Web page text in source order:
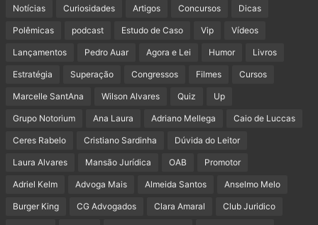
Notícias Curiosidades Artigos Concursos Dicas
Polêmicas podcast Estudo de Caso Vip Vídeos
Lançamentos Pedro Auar Agora e Lei Humor Livros
Estratégia Superação Congressos Filmes Cursos
Marcelle SantAna Wilson Alvares Quiz Up
Grupo Notorium Ana Laura Adriano Mellega Caio de Luccas
Ceres Rabelo Cristiano Sardinha Dúvida do Leitor
Laura Alvares Mansão Jurídica OAB Promotor
Adriel Kelm Advoga Mais Almeida Santos Anselmo Melo
Burger King CG Advogados Clara Amaral Club Juridico